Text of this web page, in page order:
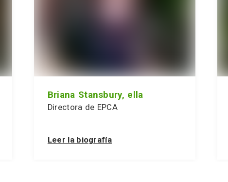
Briana Stansbury, ella
Directora de EPCA
Leer la biografía